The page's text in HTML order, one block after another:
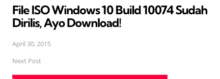
File ISO Windows 10 Build 10074 Sudah
Dirilis, Ayo Download!
April 30, 2015
Next Post